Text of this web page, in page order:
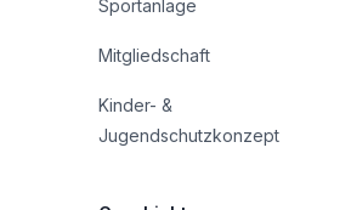
Sportanlage
Mitgliedschaft
Kinder- &
Jugendschutzkonzept